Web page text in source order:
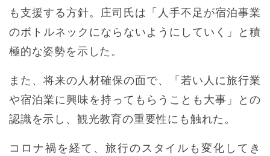
も支援する方針。庄司氏は「人手不足が宿泊事業
のボトルネックにならないようにしていく」と積
極的な姿勢を示した。
また、将来の人材確保の面で、「若い人に旅行業
や宿泊業に興味を持ってもらうことも大事」との
認識を示し、観光教育の重要性にも触れた。
コロナ禍を経て、旅行のスタイルも変化してき